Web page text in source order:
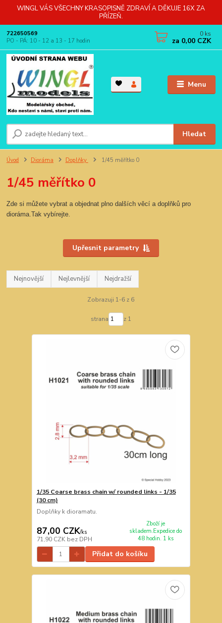
WINGL VÁS VŠECHNY KRASOPISNĚ ZDRAVÍ A DĚKUJE 16X ZA
PŘÍZEŇ.
Menu
Hledat
722650569
PO - PÁ: 10 - 12 a 13 - 17 hodin
0 ks
za 0,00 CZK
Úvod Dioráma Doplňky 1/45 měřítko 0
1/45 měřítko 0
Zde si můžete vybrat a objednat plno dalších věcí a doplňků pro
dioráma.Tak vybírejte.
Upřesnit parametry
Nejnovější Nejlevnější Nejdražší
Zobrazuji 1-6 z 6
strana z 1
1/35 Coarse brass chain w/ rounded links - 1/35
(30 cm)
Doplňky k dioramatu.
87,00 CZK/ks
71,90 CZK bez DPH
Zboží je
skladem.Expedice do
48 hodin. 1 ks
Přidat do košíku